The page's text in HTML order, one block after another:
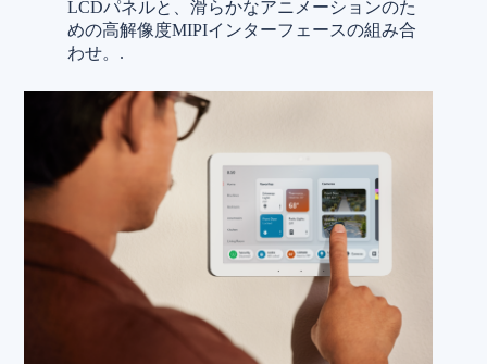
LCDパネルと、滑らかなアニメーションのた
めの高解像度MIPIインターフェースの組み合
わせ。.